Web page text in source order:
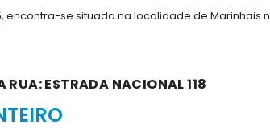
encontra-se situada na localidade de Marinhais
RUA: ESTRADA NACIONAL 118